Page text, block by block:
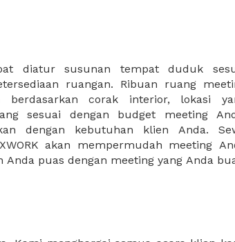
puas dengan meeting yang Anda